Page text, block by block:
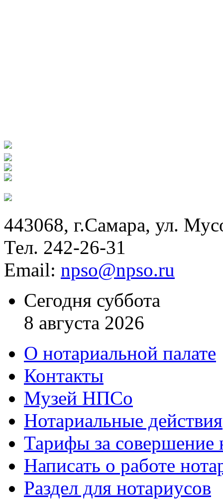
443068, г.Самара, ул.
Тел. 242-26-31
Email: npso@npso.ru
Сегодня суббота
8 августа 2026
О нотариальной палате
Контакты
Музей НПСо
Нотариальные действия
Тарифы за совершение
Написать о работе
Раздел для нотариусов